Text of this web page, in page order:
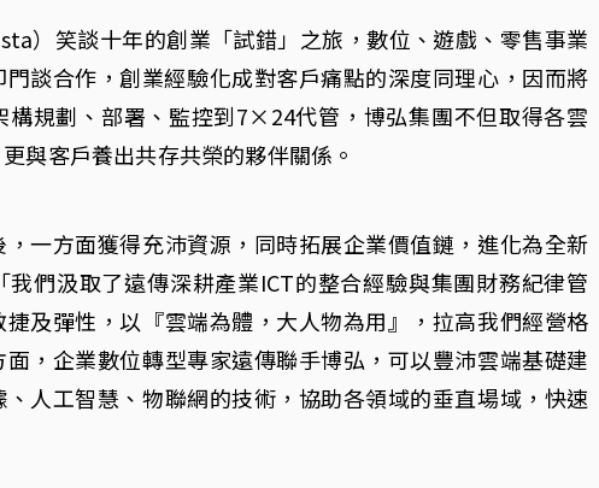
）笑談十年的創業「試錯」之旅，數位、遊戲、零售事業
門談合作，創業經驗化成對客戶痛點的深度同理心，因而將
構規劃、部署、監控到7×24代管，博弘集團不但取得各雲
與客戶養出共存共榮的夥伴關係。
一方面獲得充沛資源，同時拓展企業價值鏈，進化為全新
們汲取了遠傳深耕產業ICT的整合經驗與集團財務紀律管
及彈性，以『雲端為體，大人物為用』，拉高我們經營格
，企業數位轉型專家遠傳聯手博弘，可以豐沛雲端基礎建
人工智慧、物聯網的技術，協助各領域的垂直場域，快速